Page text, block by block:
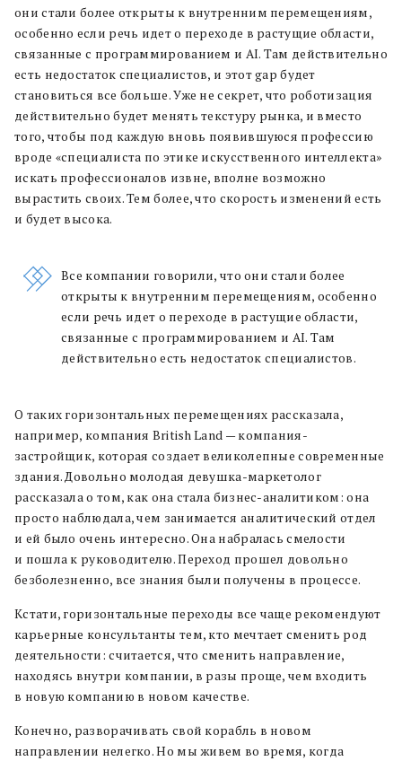
они стали более открыты к внутренним перемещениям,
особенно если речь идет о переходе в растущие области,
связанные с программированием и AI. Там действительно
есть недостаток специалистов, и этот gap будет
становиться все больше. Уже не секрет, что роботизация
действительно будет менять текстуру рынка, и вместо
того, чтобы под каждую вновь появившуюся профессию
вроде «специалиста по этике искусственного интеллекта»
искать профессионалов извне, вполне возможно
вырастить своих. Тем более, что скорость изменений есть
и будет высока.
Все компании говорили, что они стали более
открыты к внутренним перемещениям, особенно
если речь идет о переходе в растущие области,
связанные с программированием и AI. Там
действительно есть недостаток специалистов.
О таких горизонтальных перемещениях рассказала,
например, компания British Land — компания-
застройщик, которая создает великолепные современные
здания. Довольно молодая девушка-маркетолог
рассказала о том, как она стала бизнес-аналитиком: она
просто наблюдала, чем занимается аналитический отдел
и ей было очень интересно. Она набралась смелости
и пошла к руководителю. Переход прошел довольно
безболезненно, все знания были получены в процессе.
Кстати, горизонтальные переходы все чаще рекомендуют
карьерные консультанты тем, кто мечтает сменить род
деятельности: считается, что сменить направление,
находясь внутри компании, в разы проще, чем входить
в новую компанию в новом качестве.
Конечно, разворачивать свой корабль в новом
направлении нелегко. Но мы живем во время, когда